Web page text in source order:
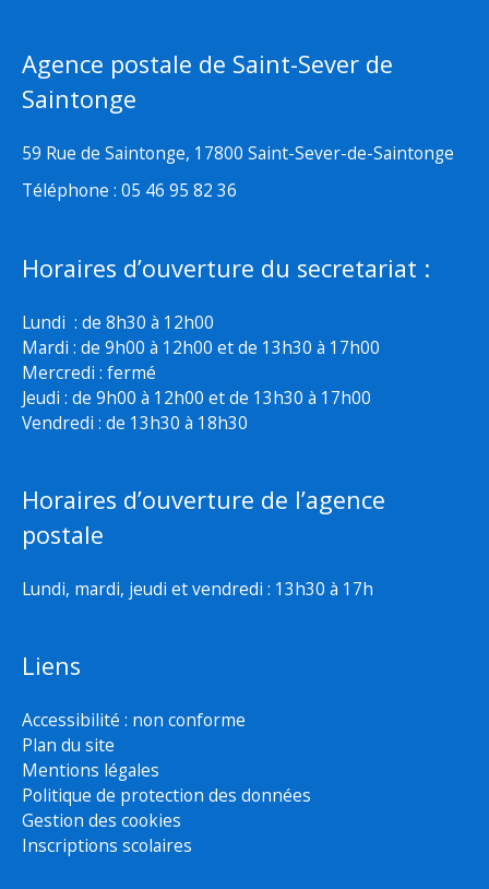
Agence postale de Saint-Sever de
Saintonge
59 Rue de Saintonge, 17800 Saint-Sever-de-Saintonge
Téléphone : 05 46 95 82 36
Horaires d’ouverture du secretariat :
Lundi : de 8h30 à 12h00
Mardi : de 9h00 à 12h00 et de 13h30 à 17h00
Mercredi : fermé
Jeudi : de 9h00 à 12h00 et de 13h30 à 17h00
Vendredi : de 13h30 à 18h30
Horaires d’ouverture de l’agence
postale
Lundi, mardi, jeudi et vendredi : 13h30 à 17h
Liens
Accessibilité : non conforme
Plan du site
Mentions légales
Politique de protection des données
Gestion des cookies
Inscriptions scolaires